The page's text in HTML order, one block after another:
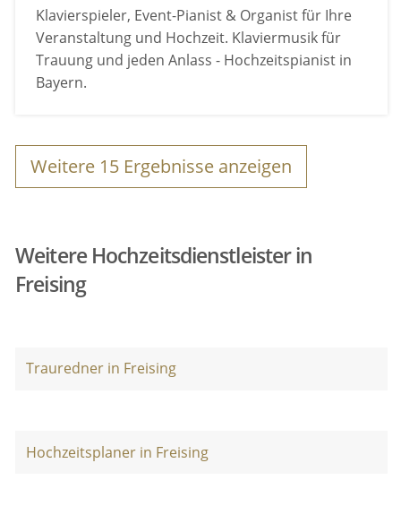
Klavierspieler, Event-Pianist & Organist für Ihre
Veranstaltung und Hochzeit. Klaviermusik für
Trauung und jeden Anlass - Hochzeitspianist in
Bayern.
Weitere 15 Ergebnisse anzeigen
Weitere Hochzeitsdienstleister in
Freising
Trauredner in Freising
Hochzeitsplaner in Freising